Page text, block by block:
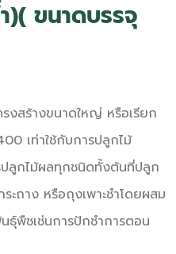
)( ขนาดบรรจุ
รงสร้างขนาดใหญ่ หรือเรียก
เท่าใช้กับการปลูกไม้
ปลูกไม้ผลทุกชนิดทั้งต้นที่ปลูก
ะถาง หรือถุงเพาะชำโดยผสม
ธุ์พืชเช่นการปักชำการตอน